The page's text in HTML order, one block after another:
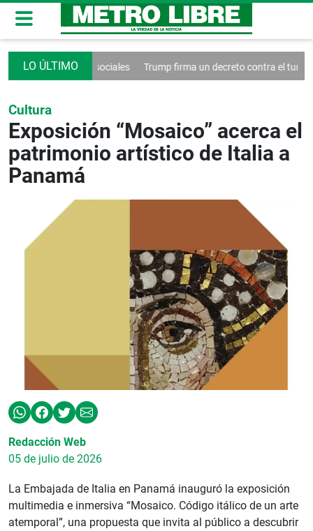
de las redes sociales Trump firma un decreto contra el turismo
Cultura
Exposición “Mosaico” acerca el
patrimonio artístico de Italia a
Panamá
Redacción Web
05 de julio de 2026
La Embajada de Italia en Panamá inauguró la exposición
multimedia e inmersiva “Mosaico. Código itálico de un arte
atemporal”, una propuesta que invita al público a descubrir